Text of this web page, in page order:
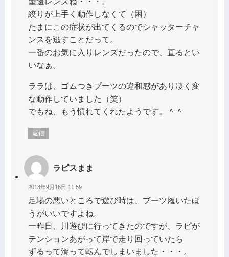
絞りが上手く動作しなくて（困）
たまにこの症状が出てくるのでシャッターチャ
ンスを逃すことだって。
一番のお気に入りレンズだったので、直るとい
いなぁ。
ララは、ゴムつきブーツの違和感があり凄く変
な動作していました（笑）
でもね、もう慣れてくれたようです。＾＾
返信
ラピスまま
2013年9月16日 11:59
足場の悪いところで遊び時は、ブーツ履いたほ
うがいいですよね。
一昨日、川遊びに行ってきたのですが、ラピが
テンションあがって岸で走り回っていたら
ずるって滑って転んでしまいました・・・。